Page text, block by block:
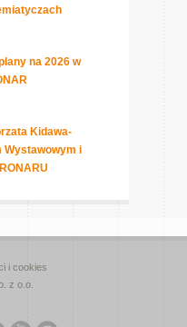
na 2026 w
Kidawa-
Wystawowym i
i cookies
z o.o.